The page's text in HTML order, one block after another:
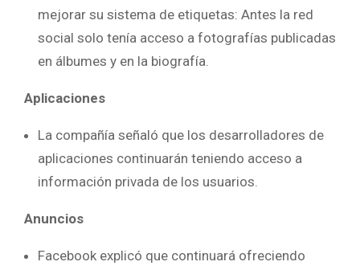
mejorar su sistema de etiquetas: Antes la red
social solo tenía acceso a fotografías publicadas
en álbumes y en la biografía.
Aplicaciones
La compañía señaló que los desarrolladores de
aplicaciones continuarán teniendo acceso a
información privada de los usuarios.
Anuncios
Facebook explicó que continuará ofreciendo